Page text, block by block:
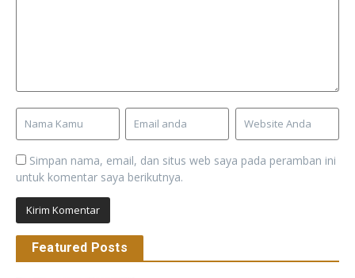
Simpan nama, email, dan situs web saya pada peramban ini
untuk komentar saya berikutnya.
Featured Posts